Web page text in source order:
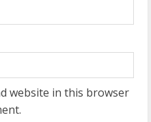
website in this browser